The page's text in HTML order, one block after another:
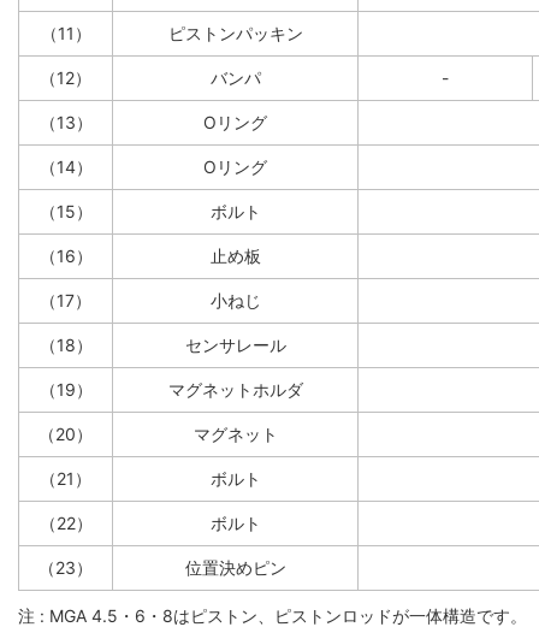
（11） ピストンパッキン
（12） バンパ -
（13） Oリング
（14） Oリング
（15） ボルト
（16） 止め板
（17） 小ねじ
（18） センサレール
（19） マグネットホルダ
（20） マグネット
（21） ボルト
（22） ボルト
（23） 位置決めピン
注 : MGA 4.5・6・8はピストン、ピストンロッドが一体構造です。